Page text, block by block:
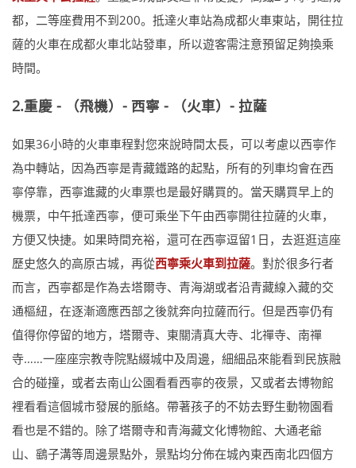
都，二等座費用不到200。抵達火車站為成都火車東站，開往拉
薩的火車在成都火車北站發車，所以遊客需注意預留足夠換乘
時間。
2.重慶 - （飛機）- 西寧 - （火車）- 拉薩
如果36小時的火車車程對您來說時間太長，可以考慮以西寧作
為中轉站，因為西寧是青藏鐵路的起點，所有的列車均會在西
寧停靠，西寧進藏的火車票也是最好購買的。當天購買早上的
機票，中午抵達西寧，便可乘坐下午由西寧開往拉薩的火車，
方便又快捷。如果時間充裕，還可在西寧逗留1日，去逛逛這座
歷史悠久的高原古城，再從西寧乘火車到拉薩。對於很多行者
而言，西寧都是作為去塔爾寺、青海湖或者沿青藏線入藏的交
通樞紐，在逐漸適應西部之後就奔向拉薩而行。但是西寧仍有
值得你停留的地方，塔爾寺、東關清真大寺、北禪寺、南禪
寺……一座座宗教寺院點綴城中及周邊，細細品來能看到民族融
合的碰撞，或者去南山公園看看西寧的夜景，又或者去博物館
裡看看這個城市發展的脈絡。帶著孩子的不妨去野生動物園看
看也是不錯的。除了塔爾寺和青海藏文化博物館、大通老爺
山、鷂子溝等周邊景點外，景點均分佈在城內東西南北四個方